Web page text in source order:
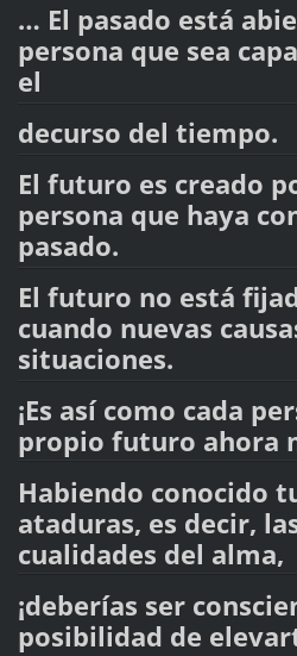
… El pasado está
persona que sea
el
decurso del tiempo.
El futuro es creado
persona que haya
pasado.
El futuro no está
cuando nuevas
situaciones.
¡Es así como cada
propio futuro ahora
Habiendo conocido
ataduras, es decir,
cualidades del alma,
¡deberías ser
posibilidad de